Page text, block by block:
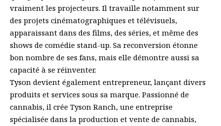
vraiment les projecteurs. Il travaille notamment sur
des projets cinématographiques et télévisuels,
apparaissant dans des films, des séries, et même des
shows de comédie stand-up. Sa reconversion étonne
bon nombre de ses fans, mais elle démontre aussi sa
capacité à se réinventer.
Tyson devient également entrepreneur, lançant divers
produits et services sous sa marque. Passionné de
cannabis, il crée Tyson Ranch, une entreprise
spécialisée dans la production et vente de cannabis,